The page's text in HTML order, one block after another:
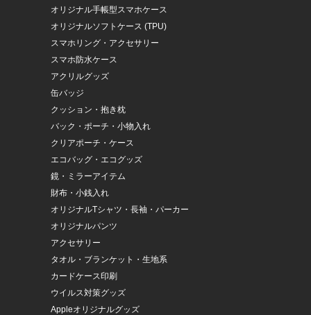
オリジナル手帳型スマホケース
オリジナルソフトケース (TPU)
スマホリング・アクセサリー
スマホ防水ケース
アクリルグッズ
缶バッジ
クッション・抱き枕
バック・ポーチ・小物入れ
クリアポーチ・ケース
エコバッグ・エコグッズ
鏡・ミラーアイテム
財布・小銭入れ
オリジナルTシャツ・長袖・パーカー
オリジナルパンツ
アクセサリー
タオル・ブランケット・生地系
カードケース印刷
ウイルス対策グッズ
Appleオリジナルグッズ